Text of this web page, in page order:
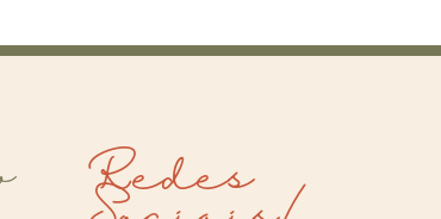
Redes